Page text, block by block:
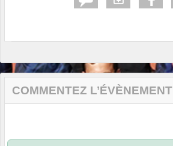
COMMENTEZ L’ÉVÈNEMENT